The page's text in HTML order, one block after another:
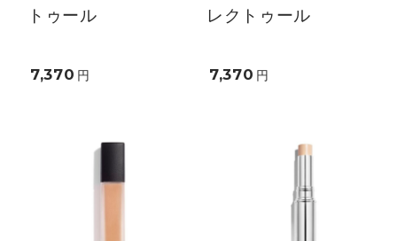
トゥール
7,370 円
レクトゥール
7,370 円